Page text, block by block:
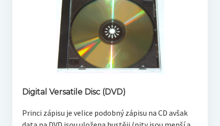
Digital Versatile Disc (DVD)
Princi zápisu je velice podobný zápisu na CD avšak